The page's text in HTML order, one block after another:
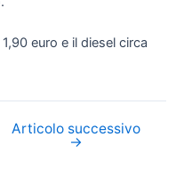
euro e il diesel circa
Articolo successivo
→